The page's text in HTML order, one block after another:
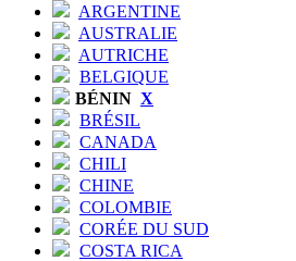
ARGENTINE
AUSTRALIE
AUTRICHE
BELGIQUE
BÉNIN X
BRÉSIL
CANADA
CHILI
CHINE
COLOMBIE
CORÉE DU SUD
COSTA RICA